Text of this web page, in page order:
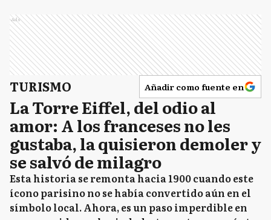
Ads
TURISMO Añadir como fuente en
La Torre Eiffel, del odio al
amor: A los franceses no les
gustaba, la quisieron demoler y
se salvó de milagro
Esta historia se remonta hacia 1900 cuando este
ícono parisino no se había convertido aún en el
símbolo local. Ahora, es un paso imperdible en